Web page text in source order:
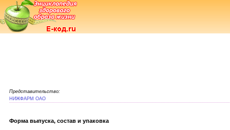
Представительство:
НИЖФАРМ ОАО
Форма выпуска, состав и упаковка